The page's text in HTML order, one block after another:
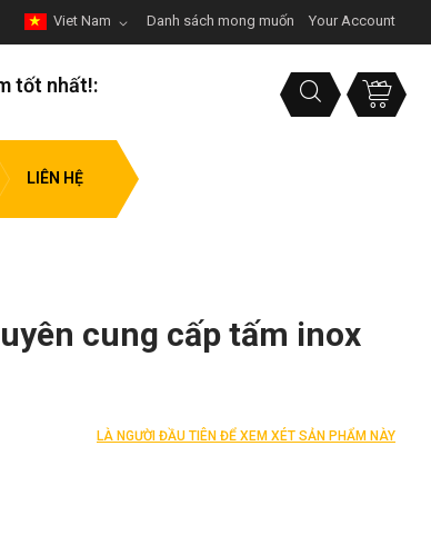
Danh sách mong muốn Your Account
Viet Nam
tốt nhất!:
LIÊN HỆ
cung cấp tấm inox
LÀ NGƯỜI ĐẦU TIÊN ĐỂ XEM XÉT SẢN PHẨM NÀY